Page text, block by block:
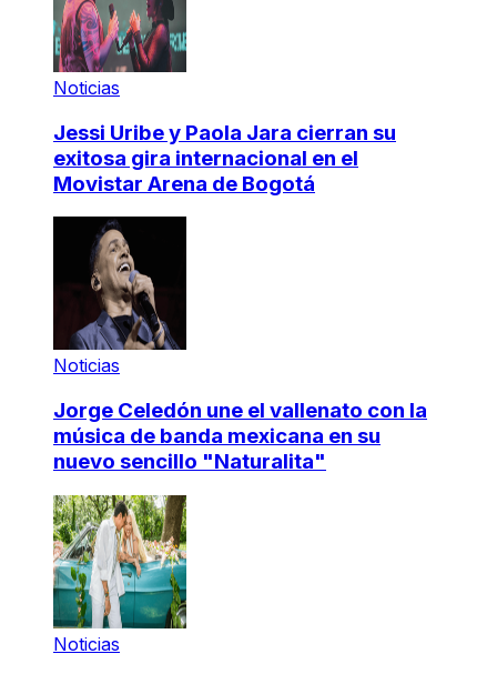
Noticias
Jessi Uribe y Paola Jara cierran su
exitosa gira internacional en el
Movistar Arena de Bogotá
Noticias
Jorge Celedón une el vallenato con la
música de banda mexicana en su
nuevo sencillo "Naturalita"
Noticias